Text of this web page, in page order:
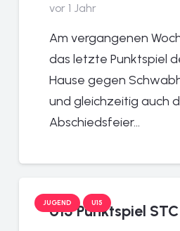
vor 1 Jahr
Am vergangenen
das letzte Punktspiel
Hause gegen
und gleichzeitig auch
Abschiedsfeier…
JUGEND U15
U15 Punktspiel